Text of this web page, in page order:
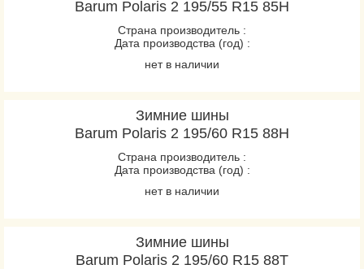
Barum Polaris 2 195/55 R15 85H
Страна производитель :
Дата производства (год) :
нет в наличии
Зимние шины
Barum Polaris 2 195/60 R15 88H
Страна производитель :
Дата производства (год) :
нет в наличии
Зимние шины
Barum Polaris 2 195/60 R15 88T